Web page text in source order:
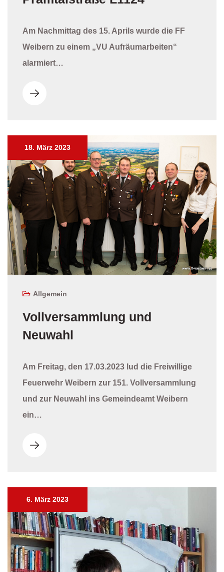
Am Nachmittag des 15. Aprils wurde die FF
Weibern zu einem „VU Aufräumarbeiten“
alarmiert…
18. März 2023
Allgemein
Vollversammlung und
Neuwahl
Am Freitag, den 17.03.2023 lud die Freiwillige
Feuerwehr Weibern zur 151. Vollversammlung
und zur Neuwahl ins Gemeindeamt Weibern
ein…
6. März 2023